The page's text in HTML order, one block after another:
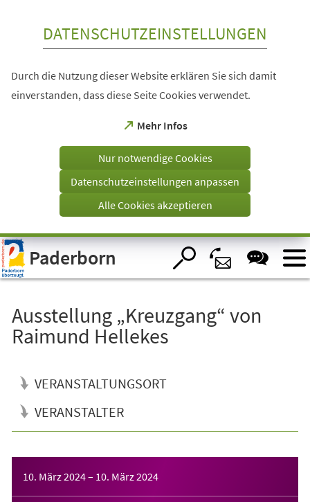
Visuelle
Assistenzsoftware
öffnen.
DATENSCHUTZEINSTELLUNGEN
Durch die Nutzung dieser Website erklären Sie sich damit
einverstanden, dass diese Seite Cookies verwendet.
Mehr Infos
(Öffnet
einem
Tab)
Nur notwendige Cookies
Datenschutzeinstellungen anpassen
Alle Cookies akzeptieren
Paderborn
Ausstellung „Kreuzgang“ von
Raimund Hellekes
VERANSTALTUNGSORT
VERANSTALTER
10. März 2024– 10. März 2024